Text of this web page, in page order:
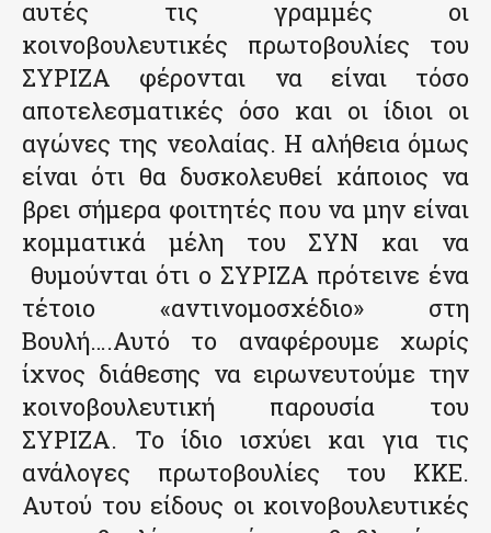
αυτές τις γραμμές οι
κοινοβουλευτικές πρωτοβουλίες του
ΣΥΡΙΖΑ φέρονται να είναι τόσο
αποτελεσματικές όσο και οι ίδιοι οι
αγώνες της νεολαίας. Η αλήθεια όμως
είναι ότι θα δυσκολευθεί κάποιος να
βρει σήμερα φοιτητές που να μην είναι
κομματικά μέλη του ΣΥΝ και να
θυμούνται ότι ο ΣΥΡΙΖΑ πρότεινε ένα
τέτοιο «αντινομοσχέδιο» στη
Βουλή….Αυτό το αναφέρουμε χωρίς
ίχνος διάθεσης να ειρωνευτούμε την
κοινοβουλευτική παρουσία του
ΣΥΡΙΖΑ. Το ίδιο ισχύει και για τις
ανάλογες πρωτοβουλίες του ΚΚΕ.
Αυτού του είδους οι κοινοβουλευτικές